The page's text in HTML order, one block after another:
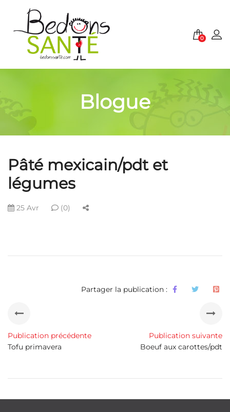
0
Blogue
Pâté mexicain/pdt et
légumes
25 Avr (0)
Partager la publication :
Publication précédente
Tofu primavera
Publication suivante
Boeuf aux carottes/pdt